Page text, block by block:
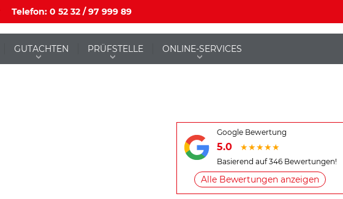
Telefon: 0 52 32 / 97 999 89
GUTACHTEN PRÜFSTELLE ONLINE-SERVICES
Google Bewertung
5.0 ★★★★★
Basierend auf346 Bewertungen!
Alle Bewertungen anzeigen